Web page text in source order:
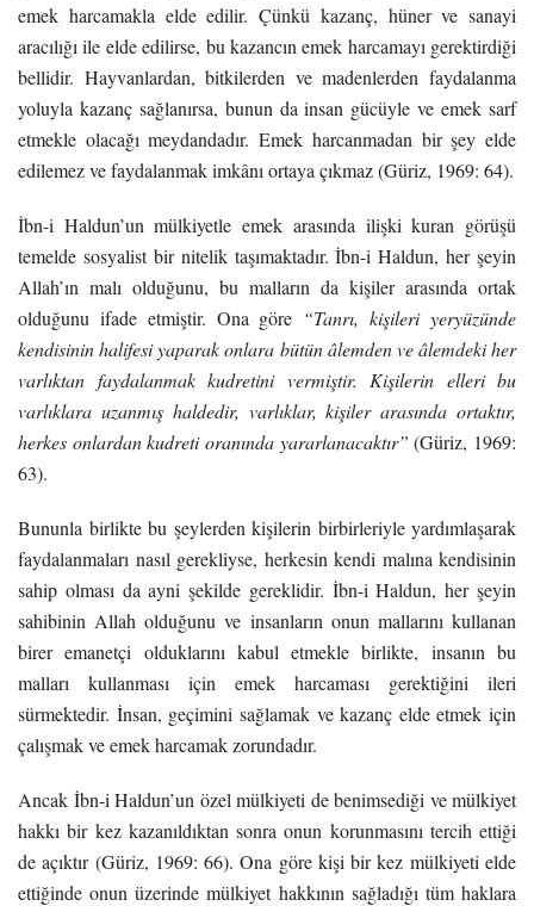
emek harcamakla elde edilir. Çünkü kazanç, hüner ve sanayi
aracılığı ile elde edilirse, bu kazancın emek harcamayı gerektirdiği
bellidir. Hayvanlardan, bitkilerden ve madenlerden faydalanma
yoluyla kazanç sağlanırsa, bunun da insan gücüyle ve emek sarf
etmekle olacağı meydandadır. Emek harcanmadan bir şey elde
edilemez ve faydalanmak imkânı ortaya çıkmaz (Güriz, 1969: 64).
İbn-i Haldun’un mülkiyetle emek arasında ilişki kuran görüşü
temelde sosyalist bir nitelik taşımaktadır. İbn-i Haldun, her şeyin
Allah’ın malı olduğunu, bu malların da kişiler arasında ortak
olduğunu ifade etmiştir. Ona göre “Tanrı, kişileri yeryüzünde
kendisinin halifesi yaparak onlara bütün âlemden ve âlemdeki her
varlıktan faydalanmak kudretini vermiştir. Kişilerin elleri bu
varlıklara uzanmış haldedir, varlıklar, kişiler arasında ortaktır,
herkes onlardan kudreti oranında yararlanacaktır” (Güriz, 1969:
63).
Bununla birlikte bu şeylerden kişilerin birbirleriyle yardımlaşarak
faydalanmaları nasıl gerekliyse, herkesin kendi malına kendisinin
sahip olması da ayni şekilde gereklidir. İbn-i Haldun, her şeyin
sahibinin Allah olduğunu ve insanların onun mallarını kullanan
birer emanetçi olduklarını kabul etmekle birlikte, insanın bu
malları kullanması için emek harcaması gerektiğini ileri
sürmektedir. İnsan, geçimini sağlamak ve kazanç elde etmek için
çalışmak ve emek harcamak zorundadır.
Ancak İbn-i Haldun’un özel mülkiyeti de benimsediği ve mülkiyet
hakkı bir kez kazanıldıktan sonra onun korunmasını tercih ettiği
de açıktır (Güriz, 1969: 66). Ona göre kişi bir kez mülkiyeti elde
ettiğinde onun üzerinde mülkiyet hakkının sağladığı tüm haklara